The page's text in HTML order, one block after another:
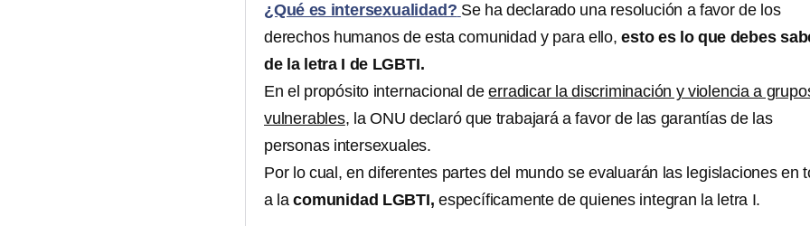
¿Qué es intersexualidad? Se ha declarado una resolución a favor de los
derechos humanos de esta comunidad y para ello,esto es lo que debes
de la letra I de LGBTI.
En el propósito internacional deerradicar la discriminación y violencia a
vulnerables, la ONU declaró que trabajará a favor de las garantías de las
personas intersexuales.
Por lo cual, en diferentes partes del mundo se evaluarán las legislaciones en
a lacomunidad LGBTI,específicamente de quienes integran la letra I.